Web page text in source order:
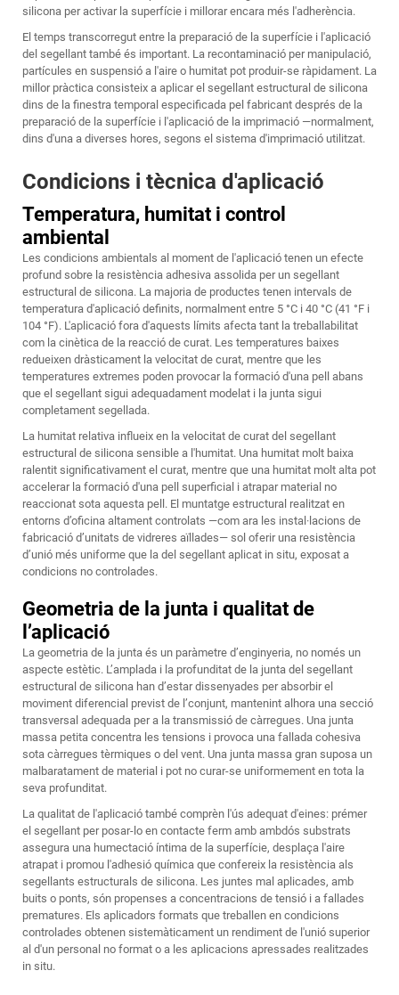
silicona per activar la superfície i millorar encara més l'adherència.
El temps transcorregut entre la preparació de la superfície i l'aplicació
del segellant també és important. La recontaminació per manipulació,
partícules en suspensió a l'aire o humitat pot produir-se ràpidament. La
millor pràctica consisteix a aplicar el segellant estructural de silicona
dins de la finestra temporal especificada pel fabricant després de la
preparació de la superfície i l'aplicació de la imprimació —normalment,
dins d'una a diverses hores, segons el sistema d'imprimació utilitzat.
Condicions i tècnica d'aplicació
Temperatura, humitat i control
ambiental
Les condicions ambientals al moment de l'aplicació tenen un efecte
profund sobre la resistència adhesiva assolida per un segellant
estructural de silicona. La majoria de productes tenen intervals de
temperatura d'aplicació definits, normalment entre 5 °C i 40 °C (41 °F i
104 °F). L'aplicació fora d'aquests límits afecta tant la treballabilitat
com la cinètica de la reacció de curat. Les temperatures baixes
redueixen dràsticament la velocitat de curat, mentre que les
temperatures extremes poden provocar la formació d'una pell abans
que el segellant sigui adequadament modelat i la junta sigui
completament segellada.
La humitat relativa influeix en la velocitat de curat del segellant
estructural de silicona sensible a l'humitat. Una humitat molt baixa
ralentit significativament el curat, mentre que una humitat molt alta pot
accelerar la formació d'una pell superficial i atrapar material no
reaccionat sota aquesta pell. El muntatge estructural realitzat en
entorns d’oficina altament controlats —com ara les instal·lacions de
fabricació d’unitats de vidreres aïllades— sol oferir una resistència
d’unió més uniforme que la del segellant aplicat in situ, exposat a
condicions no controlades.
Geometria de la junta i qualitat de
l’aplicació
La geometria de la junta és un paràmetre d’enginyeria, no només un
aspecte estètic. L’amplada i la profunditat de la junta del segellant
estructural de silicona han d’estar dissenyades per absorbir el
moviment diferencial previst de l’conjunt, mantenint alhora una secció
transversal adequada per a la transmissió de càrregues. Una junta
massa petita concentra les tensions i provoca una fallada cohesiva
sota càrregues tèrmiques o del vent. Una junta massa gran suposa un
malbaratament de material i pot no curar-se uniformement en tota la
seva profunditat.
La qualitat de l'aplicació també comprèn l'ús adequat d'eines: prémer
el segellant per posar-lo en contacte ferm amb ambdós substrats
assegura una humectació íntima de la superfície, desplaça l'aire
atrapat i promou l'adhesió química que confereix la resistència als
segellants estructurals de silicona. Les juntes mal aplicades, amb
buits o ponts, són propenses a concentracions de tensió i a fallades
prematures. Els aplicadors formats que treballen en condicions
controlades obtenen sistemàticament un rendiment de l'unió superior
al d'un personal no format o a les aplicacions apressades realitzades
in situ.